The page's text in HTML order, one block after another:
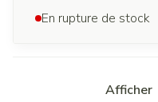
En rupture de stock
Afficher